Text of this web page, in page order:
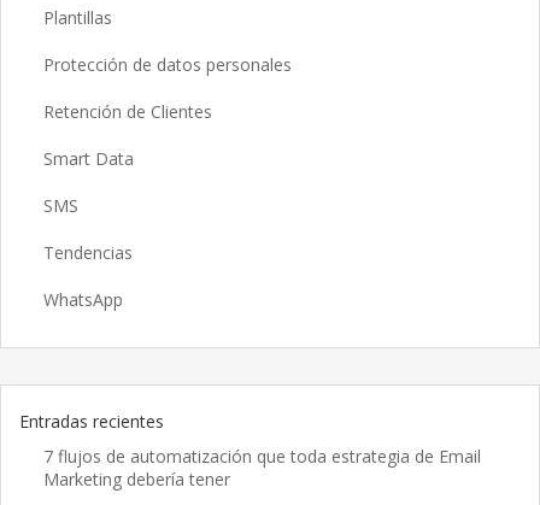
Plantillas
Protección de datos personales
Retención de Clientes
Smart Data
SMS
Tendencias
WhatsApp
Entradas recientes
7 flujos de automatización que toda estrategia de Email
Marketing debería tener